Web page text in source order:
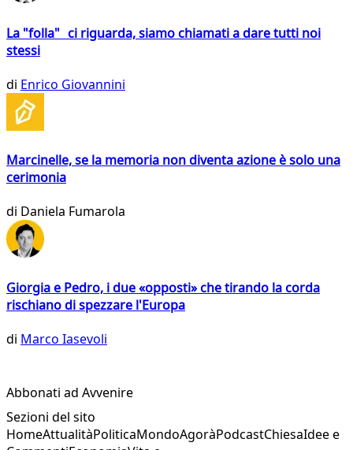
La "folla" ci riguarda, siamo chiamati a dare tutti noi
stessi
di Enrico Giovannini
Marcinelle, se la memoria non diventa azione è solo una
cerimonia
di Daniela Fumarola
Giorgia e Pedro, i due «opposti» che tirando la corda
rischiano di spezzare l'Europa
di Marco Iasevoli
Abbonati ad Avvenire
Sezioni del sito
HomeAttualitàPoliticaMondoAgoràPodcastChiesaIdee e